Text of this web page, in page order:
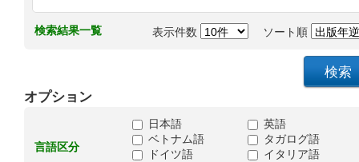
検索結果一覧 表示件数 ソート順
オプション
言語区分
日本語
英語
ベトナム語
タガログ語
ドイツ語
イタリア語